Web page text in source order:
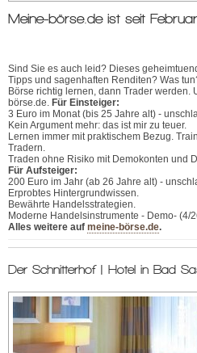
Meine-börse.de ist seit
Sind Sie es auch leid? Dieses
Tipps und sagenhaften Renditen? Was
Börse richtig lernen, dann Trader werden.
börse.de. Für Einsteiger:
3 Euro im Monat (bis 25 Jahre alt) -
Kein Argument mehr: das ist mir zu teuer.
Lernen immer mit praktischem Bezug.
Tradern.
Traden ohne Risiko mit Demokonten und
Für Aufsteiger:
200 Euro im Jahr (ab 26 Jahre alt) -
Erprobtes Hintergrundwissen.
Bewährte Handelsstrategien.
Moderne Handelsinstrumente - Demo- (4/
Alles weitere auf meine-börse.de.
Der Schnitterhof | Hotel in Bad